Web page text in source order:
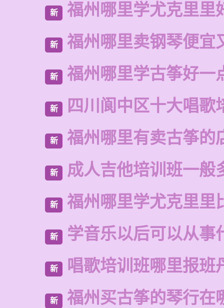
新 福州哪里学尤克里里
新 福州哪里卖钢琴便宜
新 福州哪里学古筝好一
新 四川阆中区十大唱歌
新 福州哪里有卖古筝的
新 成人吉他培训班一般
新 福州哪里学尤克里里
新 学音乐以后可以从事
新 唱歌培训班哪里报班
新 福州买古筝的琴行在